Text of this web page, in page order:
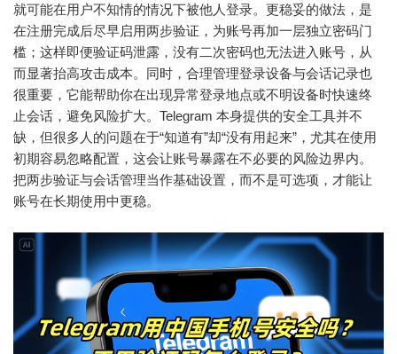
就可能在用户不知情的情况下被他人登录。更稳妥的做法，是
在注册完成后尽早启用两步验证，为账号再加一层独立密码门
槛；这样即便验证码泄露，没有二次密码也无法进入账号，从
而显著抬高攻击成本。同时，合理管理登录设备与会话记录也
很重要，它能帮助你在出现异常登录地点或不明设备时快速终
止会话，避免风险扩大。Telegram 本身提供的安全工具并不
缺，但很多人的问题在于“知道有”却“没有用起来”，尤其在使用
初期容易忽略配置，这会让账号暴露在不必要的风险边界内。
把两步验证与会话管理当作基础设置，而不是可选项，才能让
账号在长期使用中更稳。